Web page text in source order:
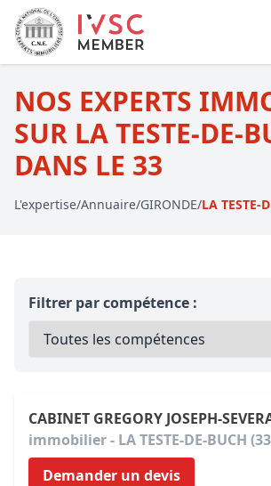
NOS EXPERTS
SUR LA TESTE-DE-
DANS LE 33
L'expertise/Annuaire/GIRONDE/LA TESTE-
Filtrer par compétence :
CABINET GREGORY JOSEPH-
immobilier - LA TESTE-DE-BUCH
Demander un devis